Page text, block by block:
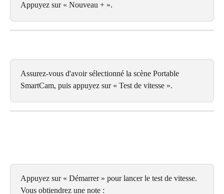
Appuyez sur « Nouveau + ».
Assurez-vous d'avoir sélectionné la scène Portable
SmartCam, puis appuyez sur « Test de vitesse ».
Appuyez sur « Démarrer » pour lancer le test de vitesse.
Vous obtiendrez une note :